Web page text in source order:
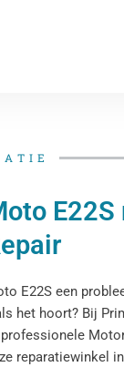
E22S een
het hoort? Bij
reparatiewinkel